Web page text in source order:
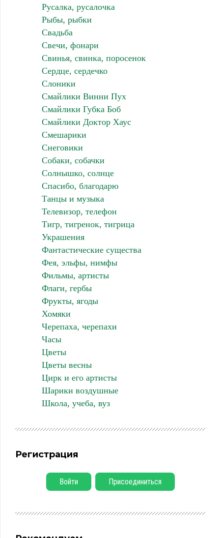
Русалка, русалочка
Рыбы, рыбки
Свадьба
Свечи, фонари
Свинья, свинка, поросенок
Сердце, сердечко
Слоники
Смайлики Винни Пух
Смайлики Губка Боб
Смайлики Доктор Хаус
Смешарики
Снеговики
Собаки, собачки
Солнышко, солнце
Спасибо, благодарю
Танцы и музыка
Телевизор, телефон
Тигр, тигренок, тигрица
Украшения
Фантастические существа
Фея, эльфы, нимфы
Фильмы, артисты
Флаги, гербы
Фрукты, ягоды
Хомяки
Черепаха, черепахи
Часы
Цветы
Цветы весны
Цирк и его артисты
Шарики воздушные
Школа, учеба, вуз
Регистрация
Войти Присоединиться